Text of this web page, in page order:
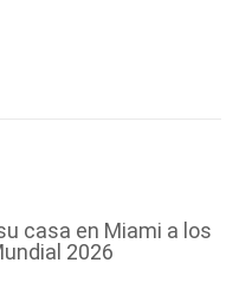
casa en Miami a los
2026